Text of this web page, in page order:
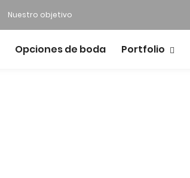
Nuestro objetivo
Opciones de boda Portfolio